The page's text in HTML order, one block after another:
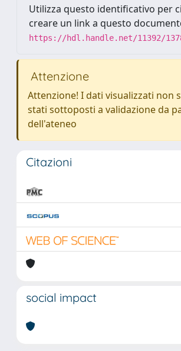
Utilizza questo identificativo per
creare un link a questo
https://hdl.handle.net/11392/
Attenzione
Attenzione! I dati visualizzati non
stati sottoposti a validazione da
dell'ateneo
Citazioni
social impact